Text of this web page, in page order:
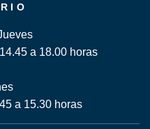
a 18.00 horas
a 15.30 horas